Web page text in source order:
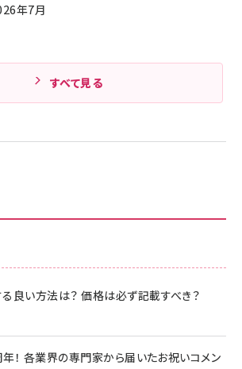
ランキングをもっと見る
良い方法は？ 価格は必ず記載すべき？
！ 各業界の専門家から届いたお祝いコメン
年7月
すべて見る